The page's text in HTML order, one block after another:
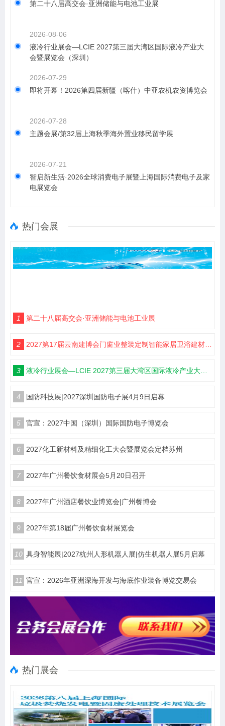
第二十八届高交会·亚洲储能与电池工业展
2026-08-06
液冷行业展会—LCIE 2027第三届大湾区国际液冷产业大
会暨展览会（深圳）
2026-07-29
即将开幕！2026第四届新疆（喀什）中亚农机农资博览会
2026-07-28
主题会展/第32届上海秋季海外置业移民留学展
2026-07-21
智启新生活·2026全球消费电子展暨上海国际消费电子及家
电展览会
热门会展
1 第二十八届高交会·亚洲储能与电池工业展
2 2027第17届云南建博会门窗业整装定制智能家居卫浴建材展会
3 液冷行业展会—LCIE 2027第三届大湾区国际液冷产业大会暨展览会（深圳）
4 国防科技展|2027深圳国防电子展4月9日启幕
5 官宣：2027中国（深圳）国际国防电子博览会
6 2027化工新材料及精细化工大会暨展览会定档苏州
7 2027年广州餐饮食材展会5月20日召开
8 2027年广州酒店餐饮业博览会|广州餐博会
9 2027年第18届广州餐饮食材展览会
10 具身智能展|2027杭州人形机器人展|仿生机器人展5月启幕
11 官宣：2026年亚洲深海开发与海底作业装备博览交易会
热门展会